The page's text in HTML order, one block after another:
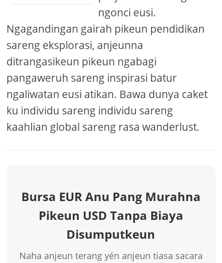
ngonci eusi.
Ngagandingan gairah pikeun pendidikan
sareng eksplorasi, anjeunna
ditrangasikeun pikeun ngabagi
pangaweruh sareng inspirasi batur
ngaliwatan eusi atikan. Bawa dunya caket
ku individu sareng individu sareng
kaahlian global sareng rasa wanderlust.
Bursa EUR Anu Pang Murahna
Pikeun USD Tanpa Biaya
Disumputkeun
Naha anjeun terang yén anjeun tiasa sacara